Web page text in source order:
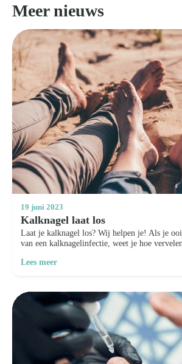
Meer nieuws
19 juni 2023
Kalknagel laat los
Laat je kalknagel los? Wij helpen je! Als je
van een kalknagelinfectie, weet je hoe
Lees meer